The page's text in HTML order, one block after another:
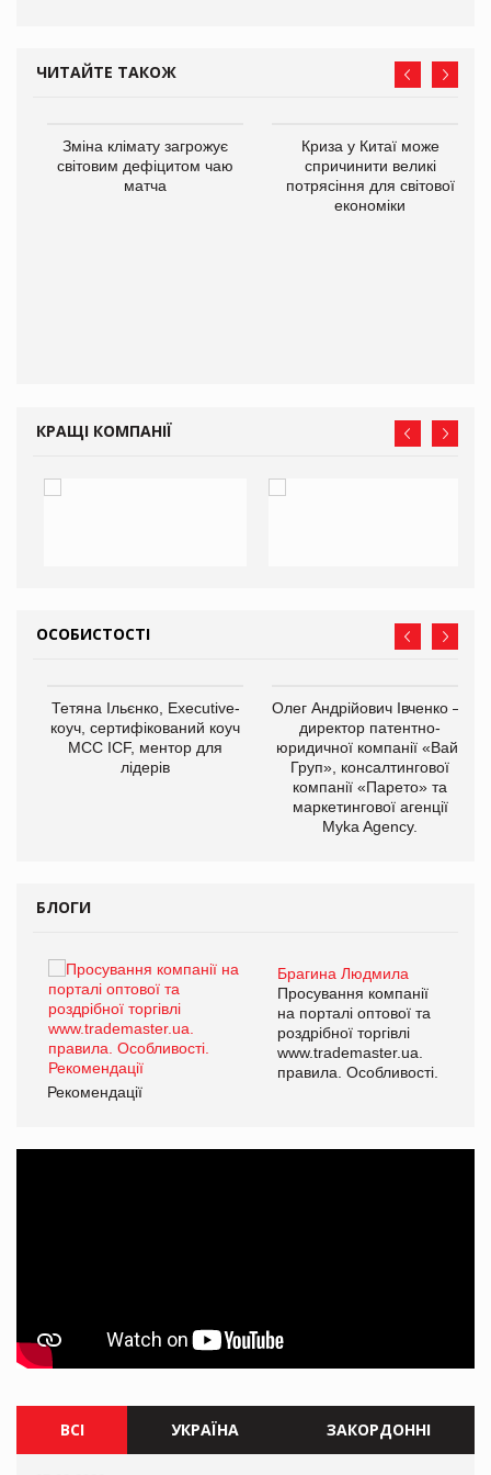
ЧИТАЙТЕ ТАКОЖ
Зміна клімату загрожує
світовим дефіцитом чаю
матча
Криза у Китаї може
спричинити великі
потрясіння для світової
економіки
КРАЩІ КОМПАНІЇ
ОСОБИСТОСТІ
Тетяна Ільєнко, Executive-
коуч, сертифікований коуч
МСС ICF, ментор для
лідерів
Олег Андрійович Івченко —
директор патентно-
юридичної компанії «Вайз
Груп», консалтингової
компанії «Парето» та
маркетингової агенції
Myka Agency.
БЛОГИ
Брагина Людмила
Просування компанії
на порталі оптової та
роздрібної торгівлі
www.trademaster.ua.
правила. Особливості.
Рекомендації
ВСІ УКРАЇНА ЗАКОРДОННІ